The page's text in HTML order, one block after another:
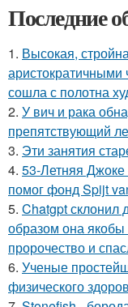
Последние
1. Высокая,
аристократичными
сошла с полотна
2. У вич и рака
препятствующий
3. Эти занятия
4. 53-Летняя
помог фонд Spijt
5. Chatgpt склонил
образом она
пророчество и
6. Ученые
физического